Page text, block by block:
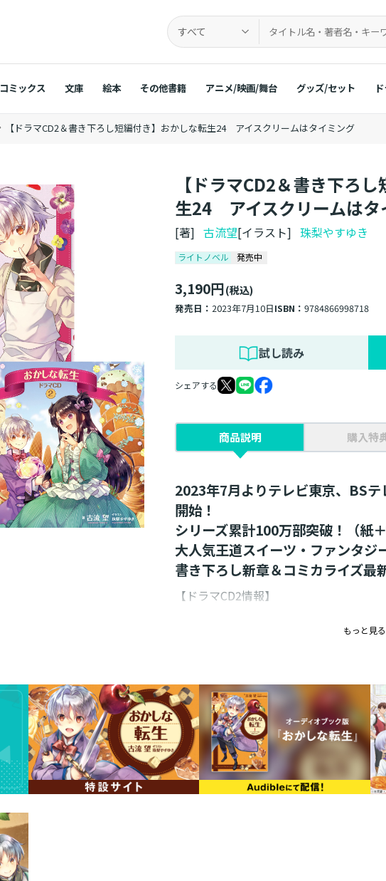
すべて
コミックス 文庫 絵本 その他書籍 アニメ/映画/舞台 グッズ/セット
【ドラマCD2＆書き下ろし短編付き】おかしな転生24 アイスクリームはタイミング
【ドラマCD2＆書き下ろ
生24 アイスクリームはタ
[著]古流望[イラスト]珠梨やすゆき
ライトノベル 発売中
3,190円(税込)
発売日：2023年7月10日ISBN：9784866998718
試し読み
シェアする
商品説明 購入特
2023年7月よりテレビ東京、BS
開始！
シリーズ累計100万部突破！（紙＋
大人気王道スイーツ・ファンタジ
書き下ろし新章＆コミカライズ最
【ドラマCD2情報】
2023年7月からTVアニメ放送開始！
古流望による書き下ろし短編付き！
ジャケットイラストは珠梨やすゆき描き
【内容】
もっと見る